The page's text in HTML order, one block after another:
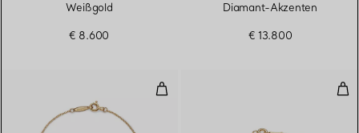
Weißgold
€ 8.600
Diamant-Akzenten
€ 13.800
Color by the Yard Armband mit